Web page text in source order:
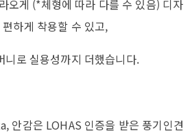
오게 (*체형에 따라 다를 수 있음) 디자
편하게 착용할 수 있고,
니로 실용성까지 더했습니다.
안감은 LOHAS 인증을 받은 풍기인견